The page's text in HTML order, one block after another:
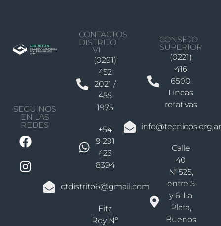
SEGUINOS
EN LAS
REDES
CONTACTOS
DISTRITO
VI
(0291)
452
2021 /
455
1975
+54
9 291
423
8394
ctdistrito6@gmail.com
Fitz
Roy Nº
CONSEJO
SUPERIOR
(0221)
416
6500
Líneas
rotativas
info@tecnicos.org.ar
Calle
40
Nº525,
entre 5
y 6. La
Plata,
Buenos